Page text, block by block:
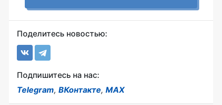
Поделитесь новостью:
Подпишитесь на нас:
Telegram, ВКонтакте, MAX